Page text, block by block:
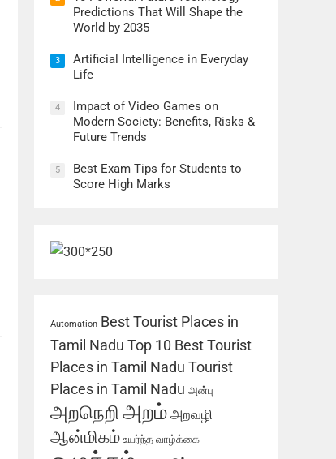
Predictions That Will Shape the
World by 2035
3
Artificial Intelligence in Everyday
Life
4
Impact of Video Games on
Modern Society: Benefits, Risks &
Future Trends
5
Best Exam Tips for Students to
Score High Marks
Automation Best Tourist Places in
Tamil Nadu Top 10 Best Tourist
Places in Tamil Nadu Tourist
Places in Tamil Nadu அன்பு
அறநெறிஅறம் அறவழி
ஆன்மிகம் உயர்ந்த வாழ்க்கை